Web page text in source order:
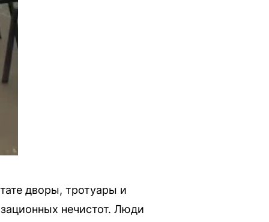
дворы, тротуары и
нечистот. Люди